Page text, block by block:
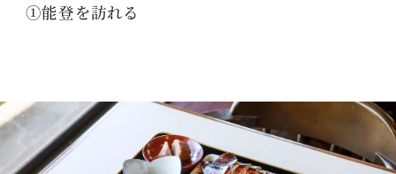
①能登を訪れる